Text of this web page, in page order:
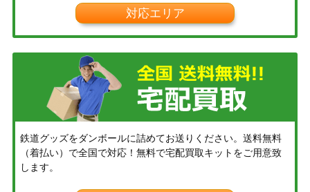
対応エリア
鉄道グッズをダンボールに詰めてお送りください。送料無料
（着払い）で全国で対応！無料で宅配買取キットをご用意致
します。